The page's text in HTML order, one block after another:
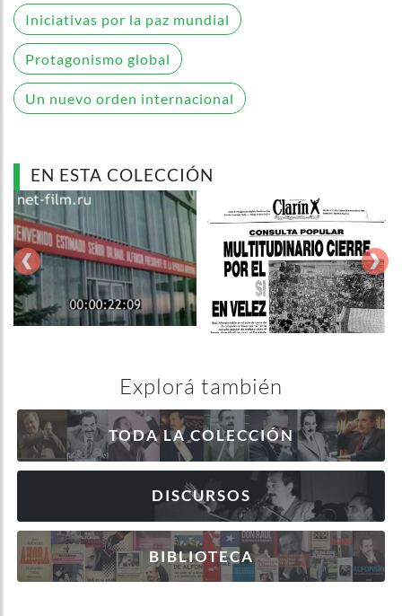
Iniciativas por la paz mundial
Protagonismo global
Un nuevo orden internacional
EN ESTA COLECCIÓN
‹ ›
Explorá también
TODA LA COLECCIÓN
DISCURSOS
BIBLIOTECA